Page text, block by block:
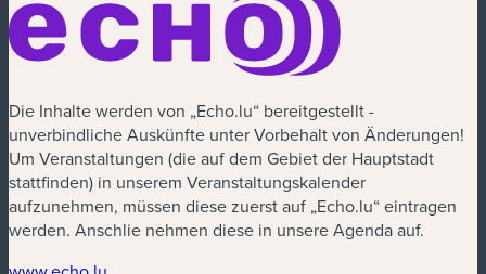
Die Inhalte werden von „Echo.lu“ bereitgestellt -
unverbindliche Auskünfte unter Vorbehalt von Änderungen!
Um Veranstaltungen (die auf dem Gebiet der Hauptstadt
stattfinden) in unserem Veranstaltungskalender
aufzunehmen, müssen diese zuerst auf „Echo.lu“ eintragen
werden. Anschlie nehmen diese in unsere Agenda auf.